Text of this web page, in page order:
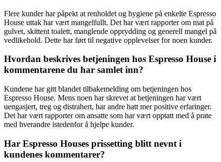
Flere kunder har påpekt at renholdet og hygiene på enkelte Espresso
House uttak har vært mangelfullt. Det har vært rapporter om mat på
gulvet, skittent toalett, manglende opprydding og generell mangel på
vedlikehold. Dette har ført til negative opplevelser for noen kunder.
Hvordan beskrives betjeningen hos Espresso House i
kommentarene du har samlet inn?
Kundene har gitt blandet tilbakemelding om betjeningen hos
Espresso House. Mens noen har skrevet at betjeningen har vært
uengasjert, treg og distrahert, har andre hatt mer positive erfaringer.
Det har vært rapporter om ansatte som har vært opptatt med å prate
med hverandre istedenfor å hjelpe kunder.
Har Espresso Houses prissetting blitt nevnt i
kundenes kommentarer?